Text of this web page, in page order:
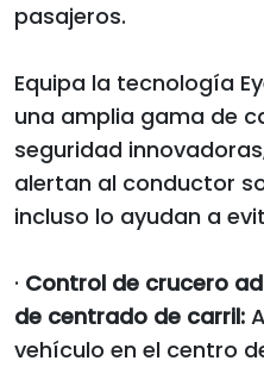
pasajeros.
Equipa la tecnología
una amplia gama de
seguridad
alertan al conductor
incluso lo ayudan a
· Control de crucero
de centrado de carril:
vehículo en el centro